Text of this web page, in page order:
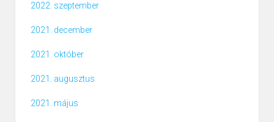
2022. szeptember
2021. december
2021. október
2021. augusztus
2021. május